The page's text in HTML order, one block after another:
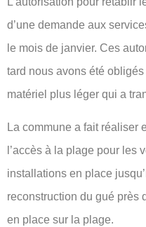
d’une demande aux
le mois de janvier. Ces
tard nous avons été obligés
matériel plus léger qui a
La commune a fait réaliser
l’accès à la plage pour les
installations en place
reconstruction du gué près
en place sur la plage.